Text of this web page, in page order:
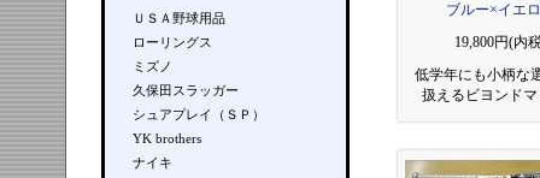
ＵＳＡ野球用品
ローリングス
ミズノ
久保田スラッガー
シュアプレイ（ＳＰ）
YK brothers
ナイキ
ブルー×イエ
19,800円(内
低学年にも小柄な
扱えるビヨンド